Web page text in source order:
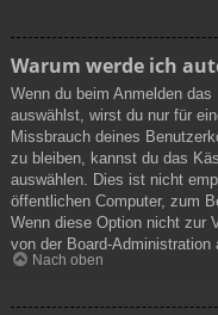
Warum werde ich
Wenn du beim Anmelden
auswählst, wirst du nur für
Missbrauch deines
zu bleiben, kannst du das
auswählen. Dies ist nicht
öffentlichen Computer, zum
Wenn diese Option nicht zur
von der Board-Administration
Nach oben